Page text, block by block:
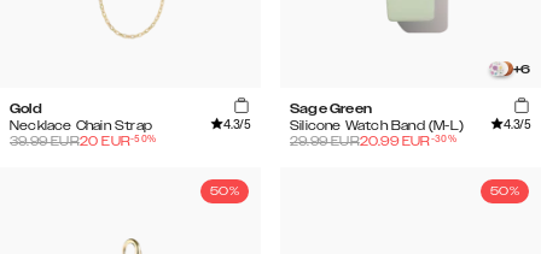
Gold
Necklace Chain Strap
4.3/5
39.99EUR20 EUR-50%
+6
Sage Green
Silicone Watch Band (M-L)
4.3/5
29.99EUR20.99 EUR-30%
50% 50%